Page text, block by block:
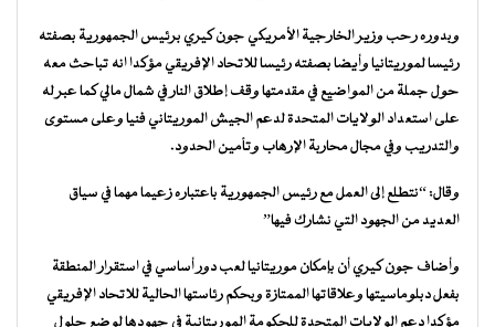
وبدوره رحب وزير الخارجية الأمريكي جون كيري برئيس الجمهورية بصفته
رئيسا لموريتانيا وأيضا بصفته رئيسا للاتحاد الإفريقي مؤكدا انه تباحث معه
حول جملة من المواضيع في مقدمتها وقف إطلاق النار في شمال مالي كما عبر له
على استعداد الولايات المتحدة لدعم الجيش الموريتاني فنيا وعلى مستوى
والتدريب وفي مجال محاربة الإرهاب وتأمين الحدود.
وقال: “نتطلع إلى العمل مع رئيس الجمهورية باعتباره زعيما مهما في سياق
العديد من الجهود التي نشارك فيها”
وأضاف جون كيري أن بإمكان موريتانيا لعب دور أساسي في استقرار المنطقة
بفعل دبلوماسيتها وعلاقاتها الممتازة وبحكم رئاستها الحالية للاتحاد الإفريقي
مؤكدا دعم الولايات المتحدة للحكومة الموريتانية في جهودها لوضع حلول